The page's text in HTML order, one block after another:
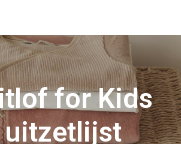
for Kids
uitzetlijst